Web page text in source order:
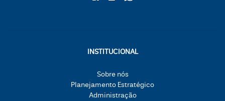
INSTITUCIONAL
Sobre nós
Planejamento Estratégico
Administração